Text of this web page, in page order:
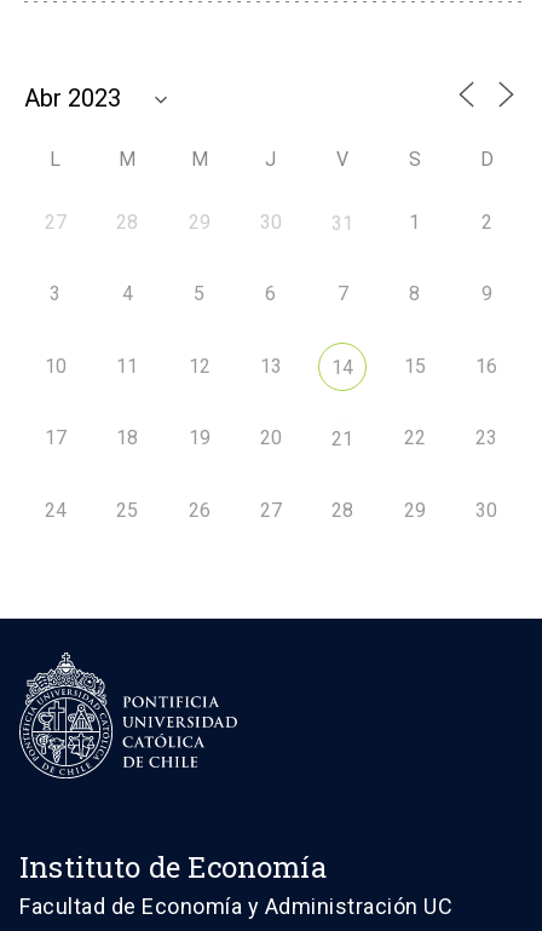
L M M J V S D
27 28 29 30 31 1 2
3 4 5 6 7 8 9
10 11 12 13 14 15 16
17 18 19 20 21 22 23
24 25 26 27 28 29 30
Instituto de Economía
Facultad de Economía y Administración UC